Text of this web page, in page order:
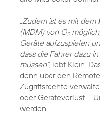
„Zudem ist es mit dem
(MDM) von O2
Geräte aufzuspielen
dass die Fahrer dazu
müssen“, lobt Klein.
denn über den
Zugriffsrechte
oder Geräteverlust –
werden.